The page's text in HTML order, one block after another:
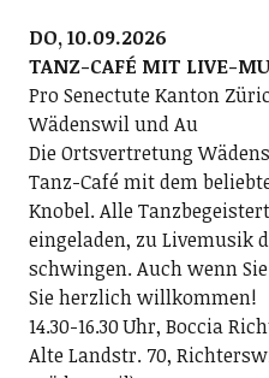
DO, 10.09.2026
TANZ-CAFÉ MIT LIVE-
Pro Senectute Kanton
Wädenswil und Au
Die Ortsvertretung
Tanz-Café mit dem
Knobel. Alle
eingeladen, zu Livemusik
schwingen. Auch wenn
Sie herzlich willkommen!
14.30-16.30 Uhr, Boccia
Alte Landstr. 70,